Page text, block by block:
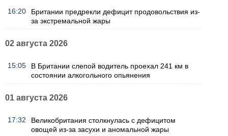
16:20
Британии предрекли дефицит продовольствия из-
за экстремальной жары
02 августа 2026
15:05
В Британии слепой водитель проехал 241 км в
состоянии алкогольного опьянения
01 августа 2026
17:32
Великобритания столкнулась с дефицитом
овощей из-за засухи и аномальной жары